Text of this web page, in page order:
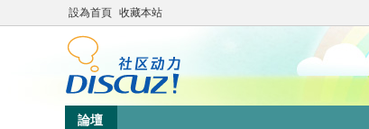
設為首頁 收藏本站
論壇